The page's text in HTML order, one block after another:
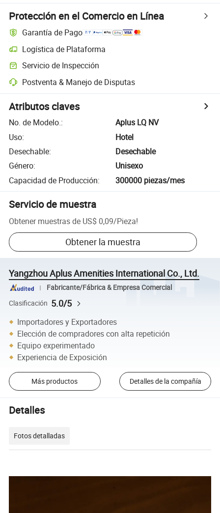
Protección en el Comercio en Línea
Garantía de Pago
Logística de Plataforma
Servicio de Inspección
Postventa & Manejo de Disputas
Atributos claves
No. de Modelo.:
Aplus LQ NV
Uso:
Hotel
Desechable:
Desechable
Género:
Unisexo
Capacidad de Producción: 300000 piezas/mes
Servicio de muestra
Obtener muestras de US$ 0,09/Pieza!
Obtener la muestra
Yangzhou Aplus Amenities International Co., Ltd.
Fabricante/Fábrica & Empresa Comercial
Clasificación 5.0/5
Importadores y Exportadores
Elección de compradores con alta repetición
Equipo experimentado
Experiencia de Exposición
Más productos Detalles de la compañía
Detalles
Fotos detalladas